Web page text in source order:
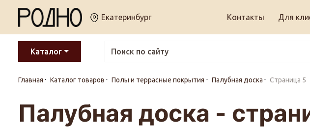
Екатеринбург Контакты Для
Каталог
Главная Каталог товаров Полы и террасные покрытия Палубная доска Страница 5
Палубная доска -